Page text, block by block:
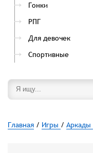
Гонки
РПГ
Для девочек
Спортивные
Главная / Игры / Аркады